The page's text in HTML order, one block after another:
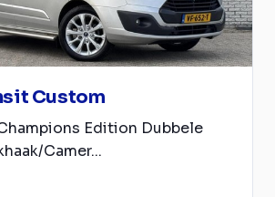
Custom
Edition Dubbele
Camer...